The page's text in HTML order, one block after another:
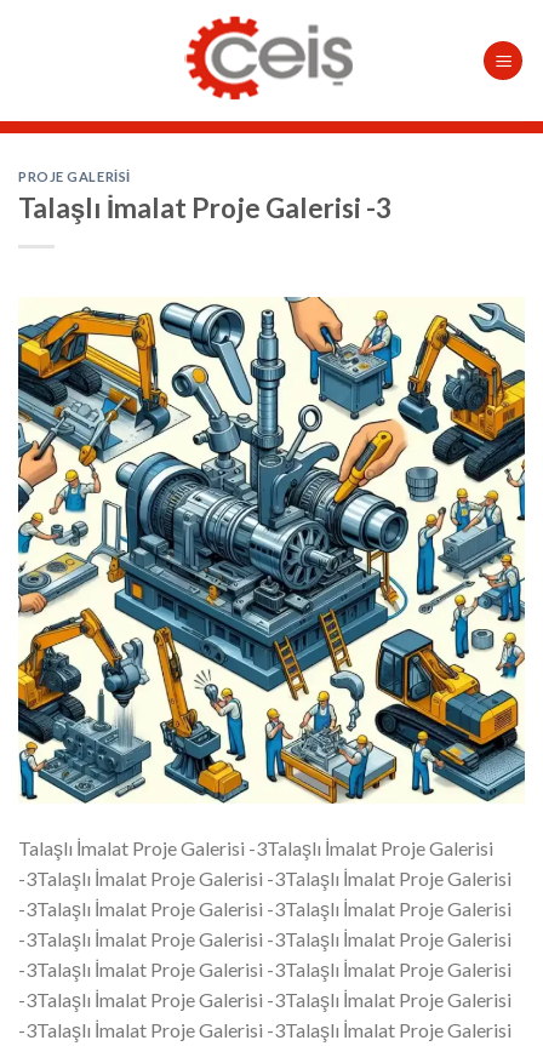
PROJE GALERISI
Talaşlı İmalat Proje Galerisi -3
Talaşlı İmalat Proje Galerisi -3Talaşlı İmalat Proje Galerisi
-3Talaşlı İmalat Proje Galerisi -3Talaşlı İmalat Proje Galerisi
-3Talaşlı İmalat Proje Galerisi -3Talaşlı İmalat Proje Galerisi
-3Talaşlı İmalat Proje Galerisi -3Talaşlı İmalat Proje Galerisi
-3Talaşlı İmalat Proje Galerisi -3Talaşlı İmalat Proje Galerisi
-3Talaşlı İmalat Proje Galerisi -3Talaşlı İmalat Proje Galerisi
-3Talaşlı İmalat Proje Galerisi -3Talaşlı İmalat Proje Galerisi